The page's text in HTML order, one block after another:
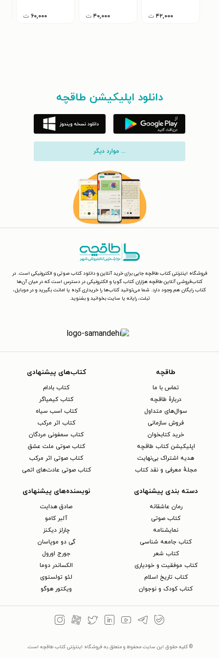
۴۲,۰۰۰ ت ۴۰,۰۰۰ ت ۶۰,۰۰۰ ت
دانلود اپلیکیشن طاقچه
... موارد دیگر
فروشگاه اینترنتی کتاب طاقچه جایی برای خرید آنلاین و دانلود کتاب صوتی و الکترونیکی است. در
کتاب‌فروشی آنلاین طاقچه هزاران کتاب گویا و الکترونیکی در دسترس است که در میان آن‌ها
کتاب رایگان هم وجود دارد. شما می‌توانید کتاب‌ها را خریداری کرده یا امانت بگیرید و در موبایل،
تبلت، رایانه یا سایت بخوانید و بشنوید.
طاقچه
تماس با ما
دربارهٔ طاقچه
سوال‌های متداول
فروش سازمانی
خرید کتابخوان
اپلیکیشن کتاب طاقچه
هدیه اشتراک بی‌نهایت
مجلهٔ معرفی و نقد کتاب
کتاب‌های پیشنهادی
کتاب بادام
کتاب کیمیاگر
کتاب اسب سیاه
کتاب اثر مرکب
کتاب سمفونی مردگان
کتاب صوتی ملت عشق
کتاب صوتی اثر مرکب
کتاب صوتی عادت‌های اتمی
دسته بندی پیشنهادی
رمان عاشقانه
کتاب‌ صوتی
نمایشنامه
کتاب جامعه شناسی
کتاب شعر
کتاب موفقیت و خودیاری
کتاب تاریخ اسلام
کتاب کودک و نوجوان
نویسنده‌های پیشنهادی
صادق هدایت
آلبر کامو
چارلز دیکنز
گی دو موپاسان
جورج اورول
الکساندر دوما
لئو تولستوی
ویکتور هوگو
© کلیه حقوق این سایت محفوظ و متعلق به فروشگاه اینترنتی کتاب طاقچه است.